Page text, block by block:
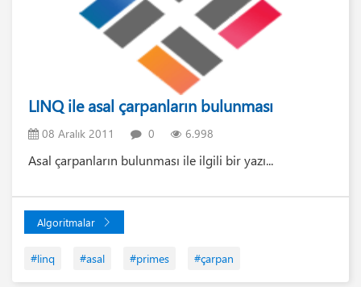
LINQ ile asal çarpanların bulunması
08 Aralık 2011 0 6.998
Asal çarpanların bulunması ile ilgili bir yazı...
Algoritmalar
#linq #asal #primes #çarpan